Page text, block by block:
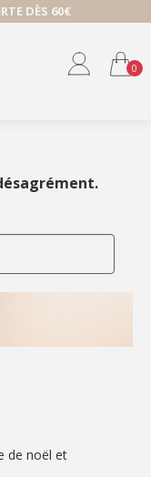
DÈS 60€
0
de noël et